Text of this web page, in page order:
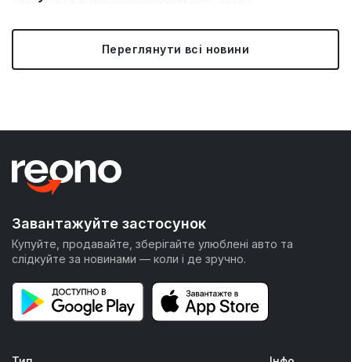
Переглянути всі новини
Завантажуйте застосунок
Купуйте, продавайте, зберігайте улюблені авто та
слідкуйте за новинами — коли і де зручно.